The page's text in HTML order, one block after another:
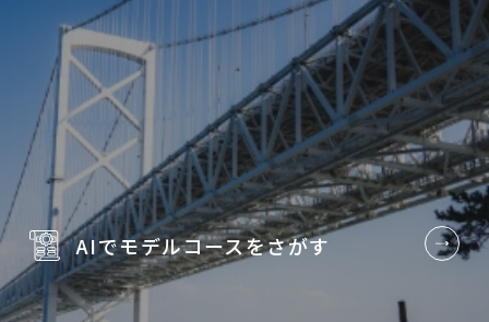
AIでモデルコースをさがす